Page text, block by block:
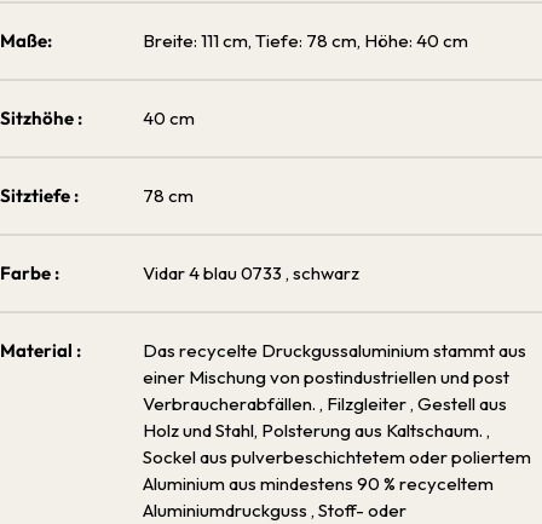
Maße: Breite: 111 cm, Tiefe: 78 cm, Höhe: 40 cm
Sitzhöhe : 40 cm
Sitztiefe : 78 cm
Farbe : Vidar 4 blau 0733 , schwarz
Material :
Das recycelte Druckgussaluminium stammt aus
einer Mischung von postindustriellen und post
Verbraucherabfällen. , Filzgleiter , Gestell aus
Holz und Stahl, Polsterung aus Kaltschaum. ,
Sockel aus pulverbeschichtetem oder poliertem
Aluminium aus mindestens 90 % recyceltem
Aluminiumdruckguss , Stoff- oder